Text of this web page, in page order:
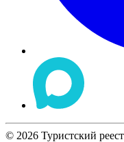
© 2026 Туристский